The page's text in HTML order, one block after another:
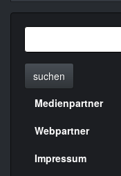
suchen
Menülinks
rechte
Seite
Medienpartner
Webpartner
Impressum